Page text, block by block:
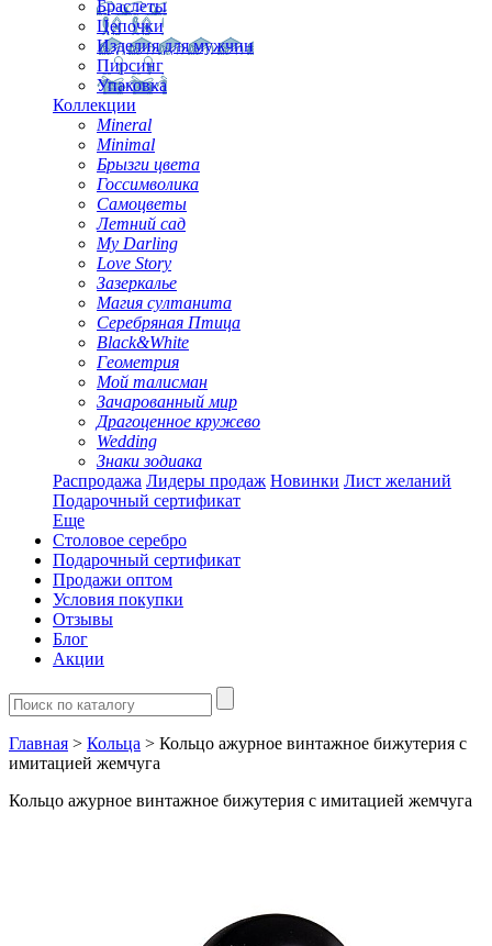
Браслеты
Цепочки
Изделия для мужчин
Пирсинг
Упаковка
Коллекции
Mineral
Minimal
Брызги цвета
Госсимволика
Самоцветы
Летний сад
My Darling
Love Story
Зазеркалье
Магия султанита
Серебряная Птица
Black&White
Геометрия
Мой талисман
Зачарованный мир
Драгоценное кружево
Wedding
Знаки зодиака
Распродажа Лидеры продаж Новинки Лист желаний
Подарочный сертификат
Еще
Столовое серебро
Подарочный сертификат
Продажи оптом
Условия покупки
Отзывы
Блог
Акции
Главная > Кольца > Кольцо ажурное винтажное бижутерия с
имитацией жемчуга
Кольцо ажурное винтажное бижутерия с имитацией жемчуга